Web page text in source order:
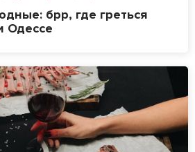
брр, где греться
Одессе